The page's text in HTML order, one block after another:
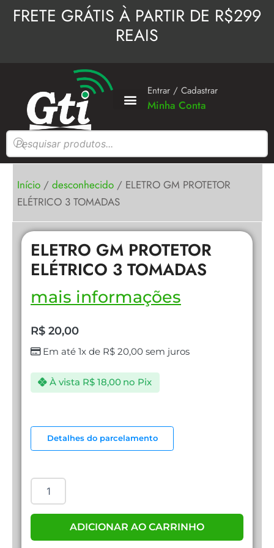
paraFRETE GRÁTIS À PARTIR DE R$299
REAIS
Entrar / Cadastrar
Minha Conta
Pesquisar
produtos
Início / desconhecido / ELETRO GM PROTETOR
ELÉTRICO 3 TOMADAS
ELETRO GM PROTETOR
ELÉTRICO 3 TOMADAS
mais informações
R$ 20,00
Em até 1x de R$20,00sem juros
À vista R$18,00 no Pix
Detalhes do parcelamento
PROTETOR
quantidade
ADICIONAR AO CARRINHO